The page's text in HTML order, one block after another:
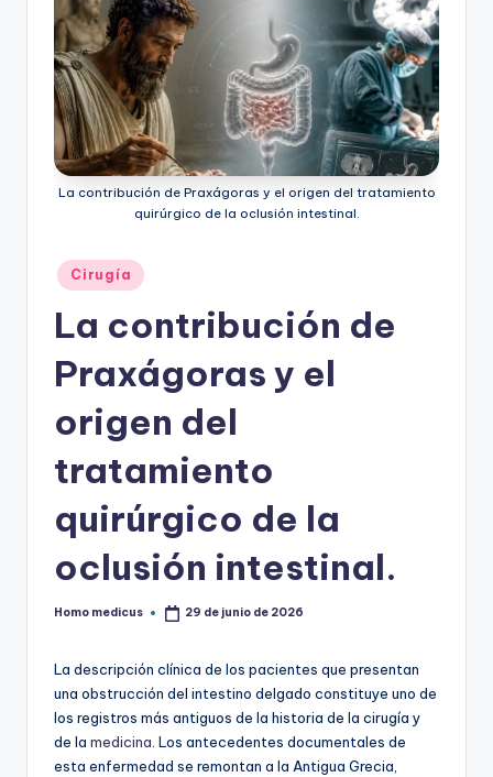
La contribución de Praxágoras y el origen del tratamiento
quirúrgico de la oclusión intestinal.
Publicado
en
Cirugía
La contribución de
Praxágoras y el
origen del
tratamiento
quirúrgico de la
oclusión intestinal.
Publicado
Homo medicus 29 de junio de 2026
La descripción clínica de los pacientes que presentan
una obstrucción del intestino delgado constituye uno de
los registros más antiguos de la historia de la cirugía y
de la medicina . Los antecedentes documentales de
esta enfermedad se remontan a la Antigua Grecia,